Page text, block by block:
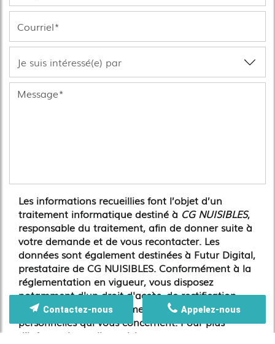
Les informations recueillies font l’objet d’un
traitement informatique destiné à CG NUISIBLES,
responsable du traitement, afin de donner suite à
votre demande et de vous recontacter. Les
données sont également destinées à Futur Digital,
prestataire de CG NUISIBLES. Conformément à la
réglementation en vigueur, vous disposez
notamment d'un droit d'accès, de rectification,
d'opposition et d'effacement sur les données
personnelles qui vous concernent. Pour plus
d’informations, cliquez ici
Appelez-nous
Contactez-nous